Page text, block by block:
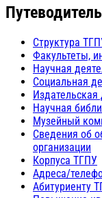
Структура
Факультеты,
Научная
Социальная
Издательская
Научная
Музейный
Сведения об
организации
Корпуса ТГПУ
Адреса/
Абитуриенту